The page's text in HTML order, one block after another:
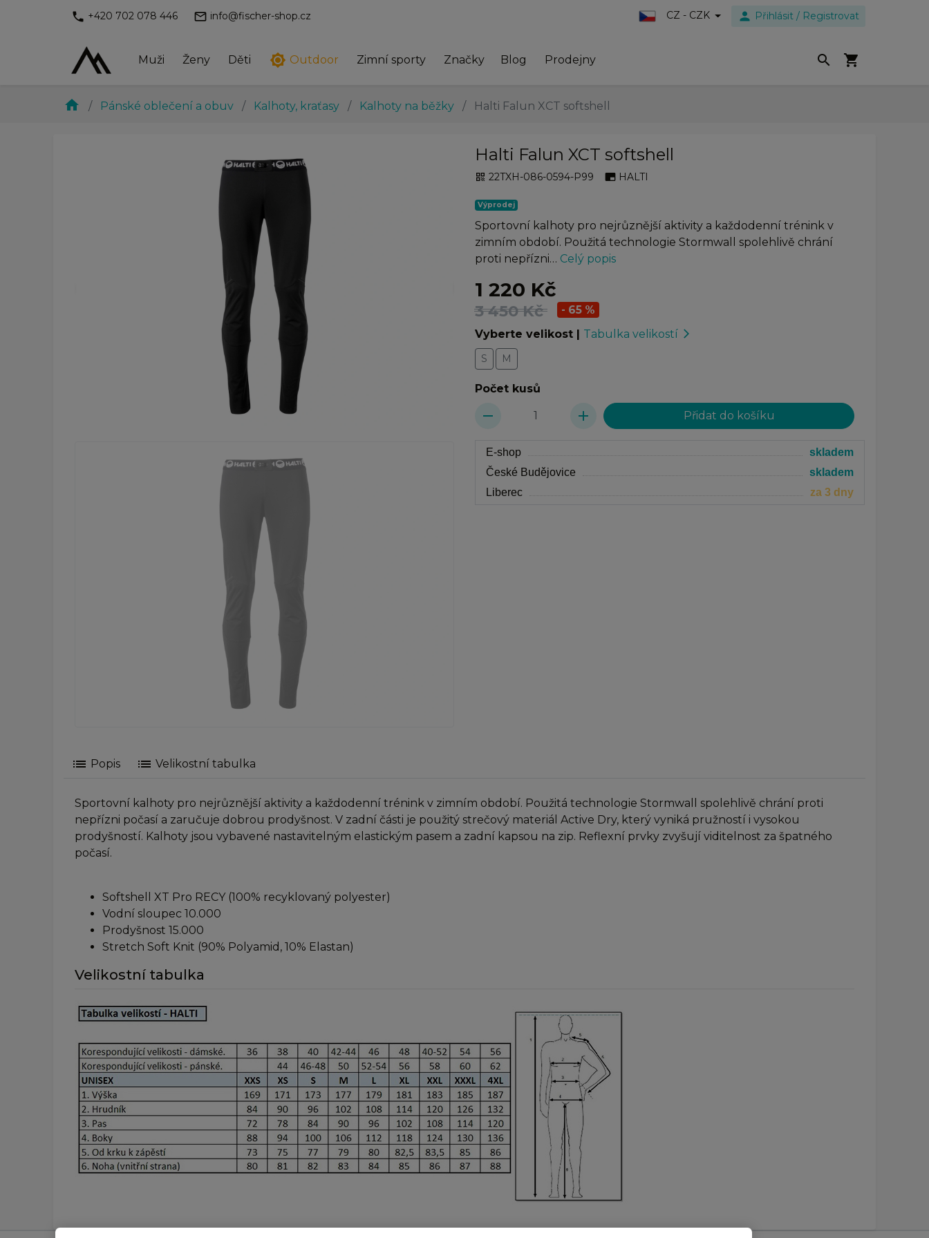
phone +420 702 078 446 mail_outline info@fischer-shop.cz CZ - CZK person Přihlásit / Registrovat
Muži Ženy Děti brightness_7 Outdoor Zimní sporty Značky Blog Prodejny search shopping_cart
home Pánské oblečení a obuv Kalhoty, kraťasy Kalhoty na běžky Halti Falun XCT softshell
chevron_right
Halti Falun XCT softshell
qr_code 22TXH-086-0594-P99 branding_watermark HALTI
Výprodej
Sportovní kalhoty pro nejrůznější aktivity a každodenní trénink v
zimním období. Použitá technologie Stormwall spolehlivě chrání
proti nepřízni… Celý popis
1 220 Kč
3 450 Kč
- 65 %
Vyberte velikost | Tabulka velikostí arrow_forward_ios
S M
Počet kusů
remove add
E-shop
skladem
České Budějovice
skladem
Liberec
za 3 dny
list Popis list Velikostní tabulka
Sportovní kalhoty pro nejrůznější aktivity a každodenní trénink v zimním období. Použitá technologie Stormwall spolehlivě chrání proti
nepřízni počasí a zaručuje dobrou prodyšnost. V zadní části je použitý strečový materiál Active Dry, který vyniká pružností i vysokou
prodyšností. Kalhoty jsou vybavené nastavitelným elastickým pasem a zadní kapsou na zip. Reflexní prvky zvyšují viditelnost za špatného
počasí.
Softshell XT Pro RECY (100% recyklovaný polyester)
Vodní sloupec 10.000
Prodyšnost 15.000
Stretch Soft Knit (90% Polyamid, 10% Elastan)
Velikostní tabulka